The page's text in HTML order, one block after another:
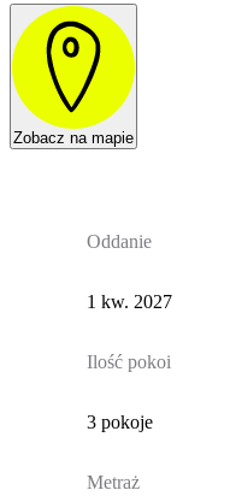
Zobacz na mapie
Oddanie
1 kw. 2027
Ilość pokoi
3 pokoje
Metraż